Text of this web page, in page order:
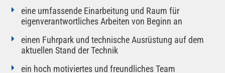
eine umfassende Einarbeitung und Raum für
eigenverantwortliches Arbeiten von Beginn an
einen Fuhrpark und technische Ausrüstung auf dem
aktuellen Stand der Technik
ein hoch motiviertes und freundliches Team